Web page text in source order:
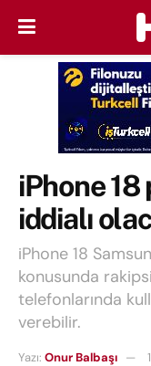
iPhone
iddialı
iPhone 18
konusunda
telefonlarında
verebilir.
Yazı: Onur Balbaşı